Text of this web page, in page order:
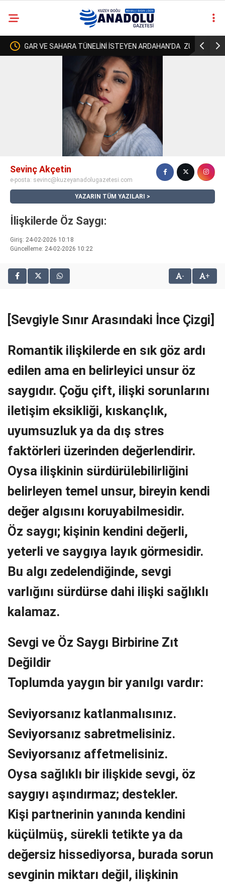
ARDAHAN’DA ZURMAL’IN 7 TOSNUNU BULAN JANDARMA,
URLULARIN 13 İNEĞİNİDE BULACAK MI?!.
2025
deneme
bonusu
veren
siteler
deneme
veren
deneme
editorbet
Sevinç Akçetin
e-posta: sevinc@kuzeyanadolugazetesi.com
YAZARIN TÜM YAZILARI
İlişkilerde Öz Saygı:
Giriş: 24-02-2026 10:18
Güncelleme: 24-02-2026 10:22
- +
[Sevgiyle Sınır Arasındaki İnce Çizgi]
Romantik ilişkilerde en sık göz ardı
edilen ama en belirleyici unsur öz
saygıdır. Çoğu çift, ilişki sorunlarını
iletişim eksikliği, kıskançlık,
uyumsuzluk ya da dış stres
faktörleri üzerinden değerlendirir.
Oysa ilişkinin sürdürülebilirliğini
belirleyen temel unsur, bireyin kendi
değer algısını koruyabilmesidir.
Öz saygı; kişinin kendini değerli,
yeterli ve saygıya layık görmesidir.
Bu algı zedelendiğinde, sevgi
varlığını sürdürse dahi ilişki sağlıklı
kalamaz.
Sevgi ve Öz Saygı Birbirine Zıt
Değildir
Toplumda yaygın bir yanılgı vardır:
Seviyorsanız katlanmalısınız.
Seviyorsanız sabretmelisiniz.
Seviyorsanız affetmelisiniz.
Oysa sağlıklı bir ilişkide sevgi, öz
saygıyı aşındırmaz; destekler.
Kişi partnerinin yanında kendini
küçülmüş, sürekli tetikte ya da
değersiz hissediyorsa, burada sorun
sevginin miktarı değil, ilişkinin